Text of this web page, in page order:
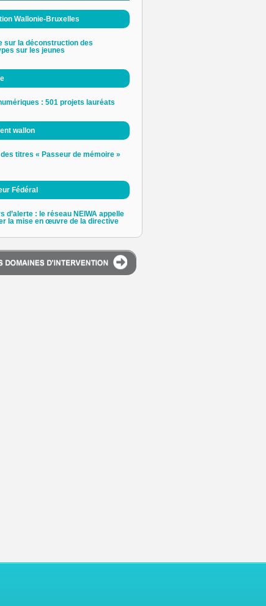
Wallonie-Bruxelles
sur la déconstruction des
sur les jeunes
: 501 projets lauréats
wallon
titres « Passeur de mémoire »
Fédéral
d’alerte : le réseau NEIWA appelle
la mise en œuvre de la directive